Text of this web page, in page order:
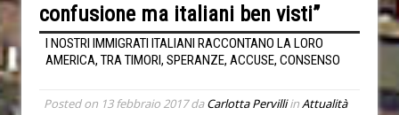
confusione ma italiani ben visti”
I NOSTRI IMMIGRATI ITALIANI RACCONTANO LA LORO
AMERICA, TRA TIMORI, SPERANZE, ACCUSE, CONSENSO
Posted on 13 febbraio 2017daCarlotta PervilliinAttualità